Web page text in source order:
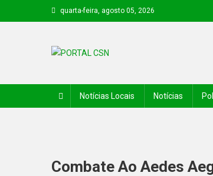
quarta-feira, agosto 05, 2026
Notícias Locais Notícias
Combate Ao Aedes